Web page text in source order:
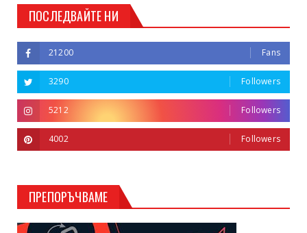
ПОСЛЕДВАЙТЕ НИ
21200 Fans
3290 Followers
5212 Followers
4002 Followers
ПРЕПОРЪЧВАМЕ